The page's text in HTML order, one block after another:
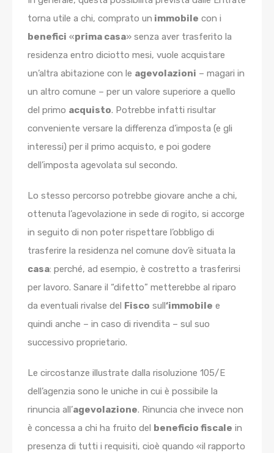
torna utile a chi, comprato un immobile con i
benefici «prima casa» senza aver trasferito la
residenza entro diciotto mesi, vuole acquistare
un’altra abitazione con le agevolazioni – magari in
un altro comune – per un valore superiore a quello
del primo acquisto. Potrebbe infatti risultar
conveniente versare la differenza d’imposta (e gli
interessi) per il primo acquisto, e poi godere
dell’imposta agevolata sul secondo.
Lo stesso percorso potrebbe giovare anche a chi,
ottenuta l’agevolazione in sede di rogito, si accorge
in seguito di non poter rispettare l’obbligo di
trasferire la residenza nel comune dov’è situata la
casa: perché, ad esempio, è costretto a trasferirsi
per lavoro. Sanare il “difetto” metterebbe al riparo
da eventuali rivalse del Fisco sull‘immobile e
quindi anche – in caso di rivendita – sul suo
successivo proprietario.
Le circostanze illustrate dalla risoluzione 105/E
dell’agenzia sono le uniche in cui è possibile la
rinuncia all’agevolazione. Rinuncia che invece non
è concessa a chi ha fruito del beneficio fiscale in
presenza di tutti i requisiti, cioè quando «il rapporto